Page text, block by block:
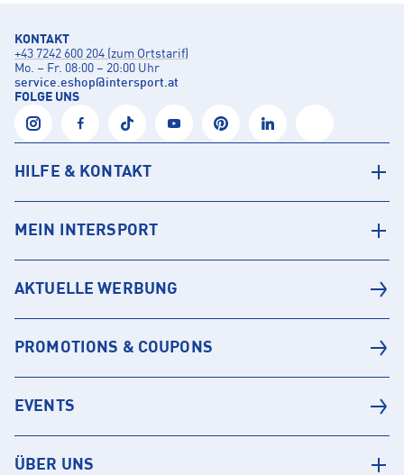
KONTAKT
+43 7242 600 204 (zum Ortstarif)
Mo. – Fr. 08:00 – 20:00 Uhr
service.eshop@intersport.at
FOLGE UNS
HILFE & KONTAKT
MEIN INTERSPORT
AKTUELLE WERBUNG
PROMOTIONS & COUPONS
EVENTS
ÜBER UNS